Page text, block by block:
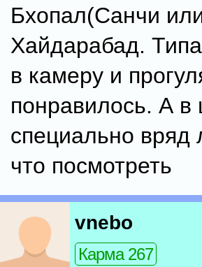
Бхопал(Санчи
Хайдарабад.
в камеру и
понравилось. А
специально вряд
что посмотреть
vnebo
Карма 267